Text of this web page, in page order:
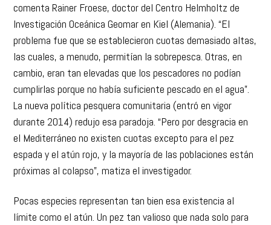
comenta Rainer Froese, doctor del Centro Helmholtz de
Investigación Oceánica Geomar en Kiel (Alemania). “El
problema fue que se establecieron cuotas demasiado altas,
las cuales, a menudo, permitían la sobrepesca. Otras, en
cambio, eran tan elevadas que los pescadores no podían
cumplirlas porque no había suficiente pescado en el agua”.
La nueva política pesquera comunitaria (entró en vigor
durante 2014) redujo esa paradoja. “Pero por desgracia en
el Mediterráneo no existen cuotas excepto para el pez
espada y el atún rojo, y la mayoría de las poblaciones están
próximas al colapso”, matiza el investigador.
Pocas especies representan tan bien esa existencia al
límite como el atún. Un pez tan valioso que nada solo para